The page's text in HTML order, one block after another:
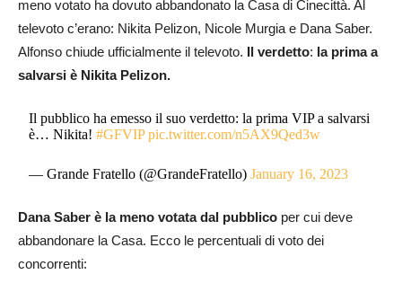
meno votato ha dovuto abbandonato la Casa di Cinecittà. Al
televoto c’erano: Nikita Pelizon, Nicole Murgia e Dana Saber.
Alfonso chiude ufficialmente il televoto.
Il verdetto: la prima a
salvarsi è Nikita Pelizon.
Il pubblico ha emesso il suo verdetto: la prima VIP a salvarsi
è… Nikita!#GFVIP pic.twitter.com/n5AX9Qed3w
— Grande Fratello (@GrandeFratello)January 16, 2023
Dana Saber è la meno votata dal pubblico per cui deve
abbandonare la Casa. Ecco le percentuali di voto dei
concorrenti: